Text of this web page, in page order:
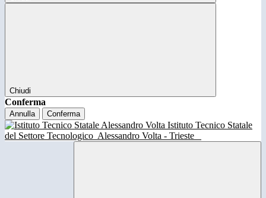
Chiudi
Conferma
Annulla Conferma
Istituto Tecnico Statale
del Settore Tecnologico Alessandro Volta - Trieste